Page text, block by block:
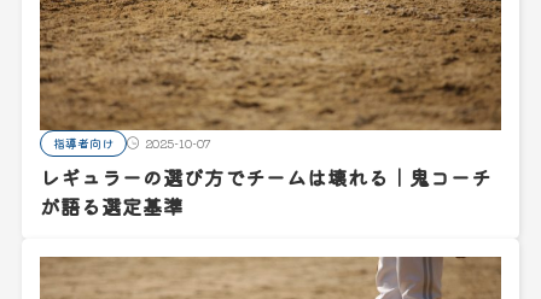
指導者向け 2025-10-07
レギュラーの選び方でチームは壊れる｜鬼コーチ
が語る選定基準